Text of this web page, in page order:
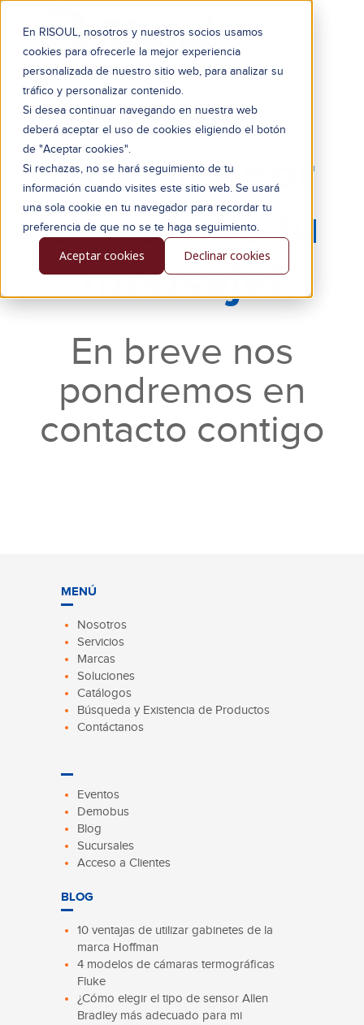
En RISOUL, nosotros y nuestros socios usamos
cookies para ofrecerle la mejor experiencia
personalizada de nuestro sitio web, para analizar su
tráfico y personalizar contenido.
Si desea continuar navegando en nuestra web
deberá aceptar el uso de cookies eligiendo el botón
de "Aceptar cookies".
Si rechazas, no se hará seguimiento de tu
información cuando visites este sitio web. Se usará
una sola cookie en tu navegador para recordar tu
preferencia de que no se te haga seguimiento.
Aceptar cookies Declinar cookies
¡Gracias por
enviarnos tu
mensaje!
En breve nos
pondremos en
contacto contigo
MENÚ
Nosotros
Servicios
Marcas
Soluciones
Catálogos
Búsqueda y Existencia de Productos
Contáctanos
Eventos
Demobus
Blog
Sucursales
Acceso a Clientes
BLOG
10 ventajas de utilizar gabinetes de la
marca Hoffman
4 modelos de cámaras termográficas
Fluke
¿Cómo elegir el tipo de sensor Allen
Bradley más adecuado para mi